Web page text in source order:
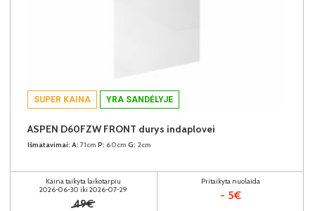
SUPER KAINA YRA SANDĖLYJE
ASPEN D60FZW FRONT durys indaplovei
Išmatavimai: A: 71cm P: 60cm G: 2cm
Kaina taikyta laikotarpiu
2026-06-30 iki 2026-07-29
49€
Pritaikyta nuolaida
- 5€